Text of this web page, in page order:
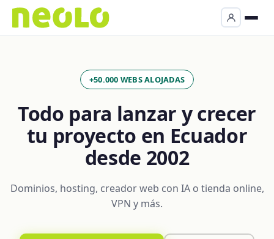
+50.000 WEBS ALOJADAS
Todo para lanzar y crecer
tu proyecto en Ecuador
desde 2002
Dominios, hosting, creador web con IA o tienda online,
VPN y más.